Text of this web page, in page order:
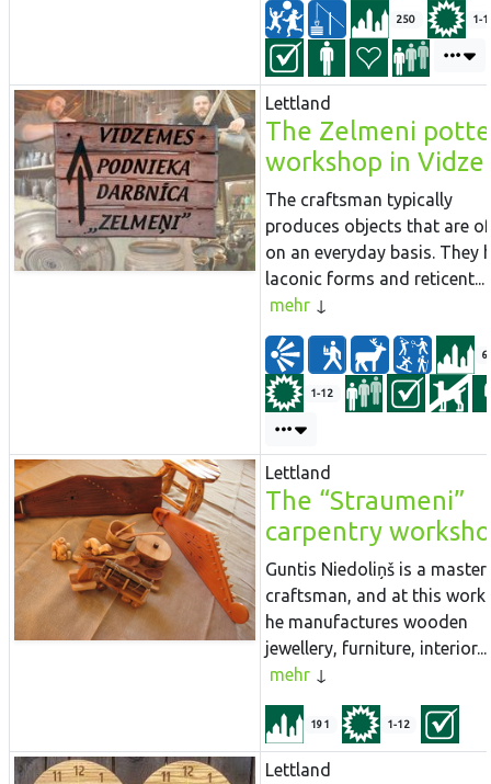
250 1-
Lettland
The Zelmeni
workshop in
The craftsman typically
produces objects that are
on an everyday basis. They
laconic forms and reticent...
mehr
1-12
Lettland
The “Straumeni”
carpentry
Guntis Niedoliņš is a master
craftsman, and at this
he manufactures wooden
jewellery, furniture, interior...
mehr
191 1-12
Lettland